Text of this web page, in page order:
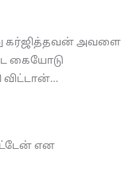
கர்ஜித்தவன் அவளை
கையோடு
விட்டான்…
என